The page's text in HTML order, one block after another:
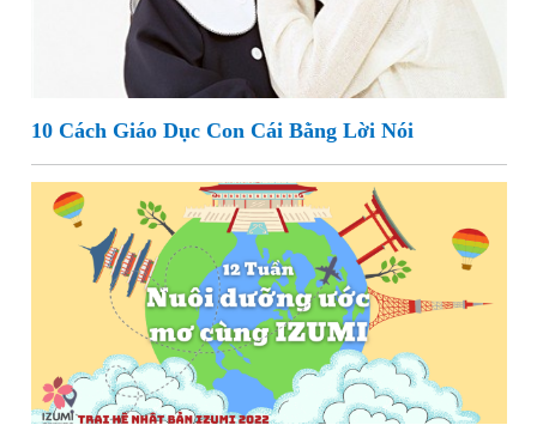
10 Cách Giáo Dục Con Cái Bằng Lời Nói